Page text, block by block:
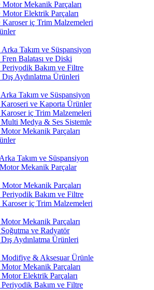
Motor Mekanik Parçaları
Motor Elektrik Parçaları
Karoser iç Trim Malzemeleri
Takım ve Süspansiyon
Balatası ve Diski
Periyodik Bakım ve Filtre
Aydınlatma Ürünleri
Takım ve Süspansiyon
ve Kaporta Ürünler
iç Trim Malzemeleri
Medya & Ses Sistemle
Mekanik Parçaları
Takım ve Süspansiyon
Mekanik Parçalar
Mekanik Parçaları
Periyodik Bakım ve Filtre
Karoser iç Trim Malzemeleri
Mekanik Parçaları
ve Radyatör
Aydınlatma Ürünleri
Modifiye & Aksesuar Ürünle
Mekanik Parçaları
Elektrik Parçaları
Bakım ve Filtre